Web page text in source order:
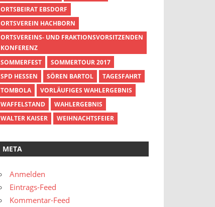
ORTSBEIRAT EBSDORF
ORTSVEREIN HACHBORN
ORTSVEREINS- UND FRAKTIONSVORSITZENDEN
KONFERENZ
SOMMERFEST
SOMMERTOUR 2017
SPD HESSEN
SÖREN BARTOL
TAGESFAHRT
TOMBOLA
VORLÄUFIGES WAHLERGEBNIS
WAFFELSTAND
WAHLERGEBNIS
WALTER KAISER
WEIHNACHTSFEIER
META
Anmelden
Eintrags-Feed
Kommentar-Feed